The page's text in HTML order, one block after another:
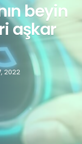
beyin
aşkar
2022